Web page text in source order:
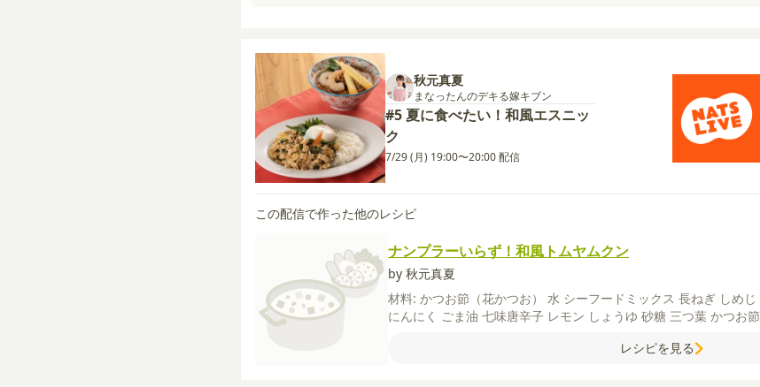
秋元真夏
まなったんのデキる嫁キブン
#5 夏に食べたい！和風エスニッ
ク
7/29 (月) 19:00〜20:00 配信
この配信で作った他のレシピ
ナンプラーいらず！和風トムヤムクン
by 秋元真夏
材料: かつお節（花かつお） 水 シーフードミックス 長ねぎ しめじ
にんにく ごま油 七味唐辛子 レモン しょうゆ 砂糖 三つ葉 かつお節
レシピを見る